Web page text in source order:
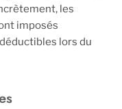
les
imposés
lors du